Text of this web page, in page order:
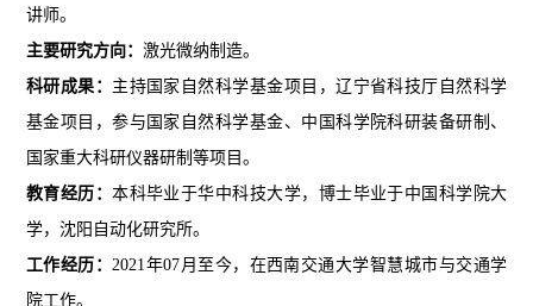
讲师。
主要研究方向： 激光微纳制造。
科研成果： 主持国家自然科学基金项目，辽宁省科技厅自然科学
基金项目，参与国家自然科学基金、中国科学院科研装备研制、
国家重大科研仪器研制等项目。
教育经历：本科毕业于华中科技大学，博士毕业于中国科学院大
学，沈阳自动化研究所。
工作经历： 2021 年07 月至今，在西南交通大学智慧城市与交通学
院工作。